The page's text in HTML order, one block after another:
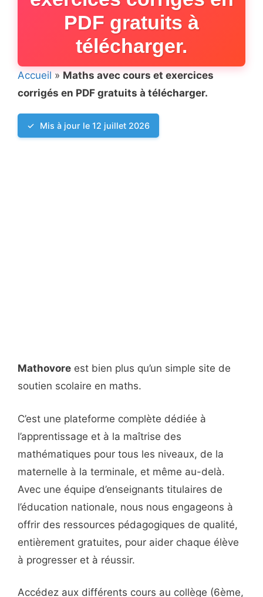
PDF gratuits à
télécharger.
Accueil » Maths avec cours et exercices
corrigés en PDF gratuits à télécharger.
Mis à jour le 12 juillet 2026
Mathovore est bien plus qu’un simple site de
soutien scolaire en maths.
C’est une plateforme complète dédiée à
l’apprentissage et à la maîtrise des
mathématiques pour tous les niveaux, de la
maternelle à la terminale, et même au-delà.
Avec une équipe d’enseignants titulaires de
l’éducation nationale, nous nous engageons à
offrir des ressources pédagogiques de qualité,
entièrement gratuites, pour aider chaque élève
à progresser et à réussir.
Accédez aux différents cours au collège (6ème,